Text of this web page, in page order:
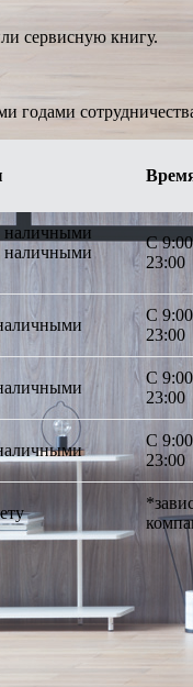
сервисную книгу.
годами
наличными
наличными
С
23:00
С
23:00
С
23:00
С
23:00